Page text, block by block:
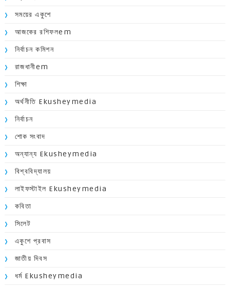
সময়ের একুশে
আজকের রশিফলem
নির্বাচন কমিশন
রাজধানীem
শিক্ষা
অর্থনীতি Ekusheymedia
নির্বাচন
শোক সংবাদ
অন্যান্য Ekusheymedia
বিশ্ববিদ্যালয়
লাইফস্টাইল Ekusheymedia
কবিতা
সিলেট
একুশে প্রবাস
জাতীয় দিবস
ধর্ম Ekusheymedia